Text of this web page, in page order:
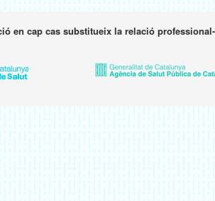
en cap cas substitueix la relació